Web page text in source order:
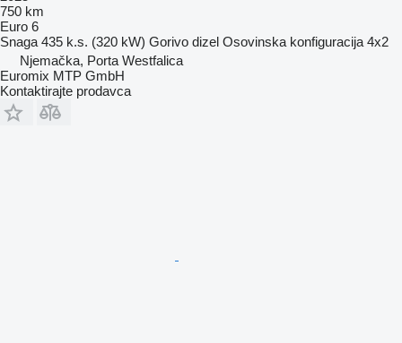
750 km
Euro 6
Snaga 435 k.s. (320 kW) Gorivo dizel Osovinska konfiguracija 4x2
Njemačka, Porta Westfalica
Euromix MTP GmbH
Kontaktirajte prodavca